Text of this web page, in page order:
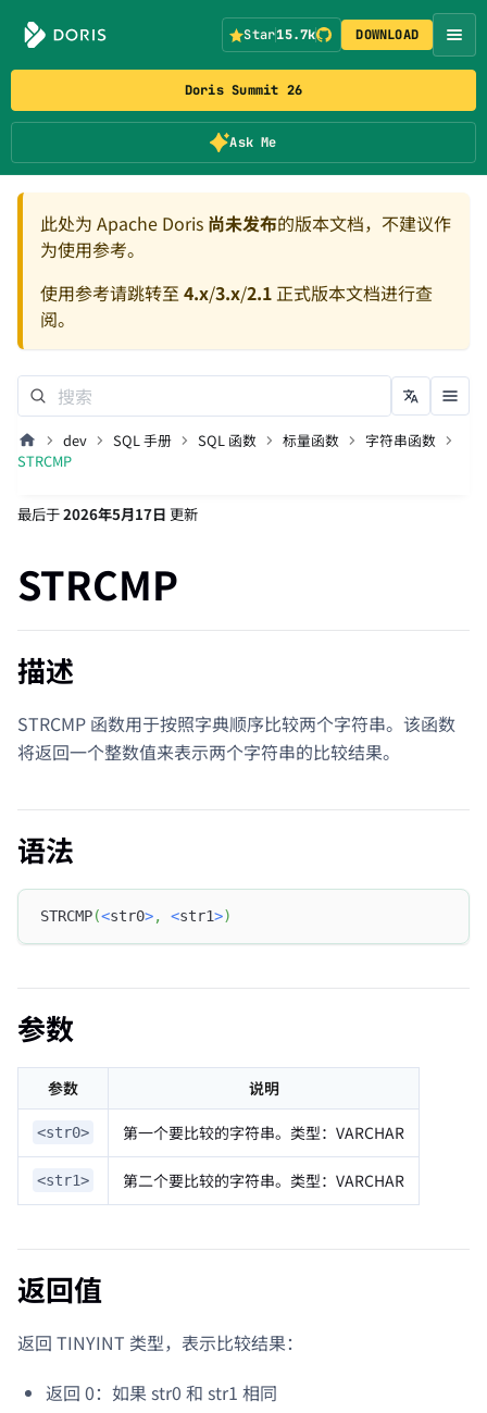
Doris Summit 26
Ask Me
Star15.7k DOWNLOAD
此处为 Apache Doris 尚未发布的版本文档，不建议作
为使用参考。
使用参考请跳转至 4.x/3.x/2.1正式版本文档进行查
阅。
dev SQL 手册 SQL 函数 标量函数
字符串函数
STRCMP
最后于2026年5月17日 更新
STRCMP
描述
STRCMP 函数用于按照字典顺序比较两个字符串。该函数
将返回一个整数值来表示两个字符串的比较结果。
语法
STRCMP(<str0>, <str1>)
参数
参数 说明
<str0> 第一个要比较的字符串。类型：VARCHAR
<str1> 第二个要比较的字符串。类型：VARCHAR
返回值
返回 TINYINT 类型，表示比较结果：
返回 0：如果 str0 和 str1 相同